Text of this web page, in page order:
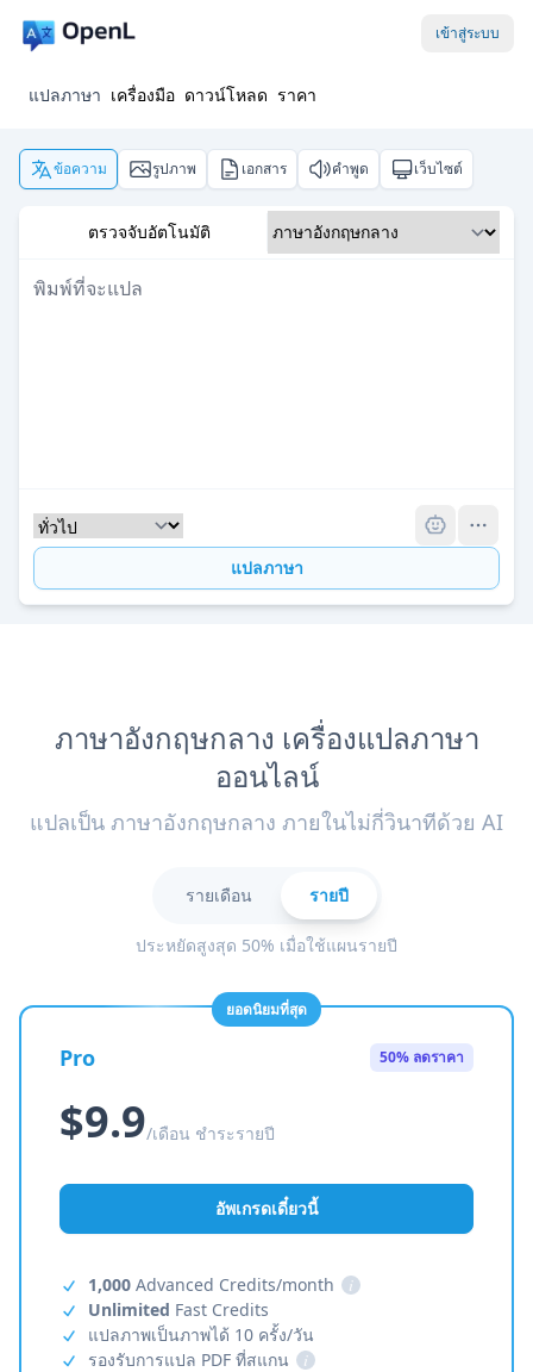
เข้าสู่ระบบ
แปลภาษา เครื่องมือ ดาวน์โหลด ราคา
ข้อความ รูปภาพ เอกสาร คำพูด เว็บไซต์
ตรวจจับอัตโนมัติ
แปลภาษา
ภาษาอังกฤษกลาง เครื่องแปลภาษา
ออนไลน์
แปลเป็น ภาษาอังกฤษกลาง ภายในไม่กี่วินาทีด้วย AI
รายเดือน รายปี
ประหยัดสูงสุด 50% เมื่อใช้แผนรายปี
ยอดนิยมที่สุด
Pro 50% ลดราคา
$9.9/เดือน ชำระรายปี
อัพเกรดเดี๋ยวนี้
1,000 Advanced Credits/month
i
Unlimited Fast Credits
แปลภาพเป็นภาพได้ 10 ครั้ง/วัน
รองรับการแปล PDF ที่สแกน
i